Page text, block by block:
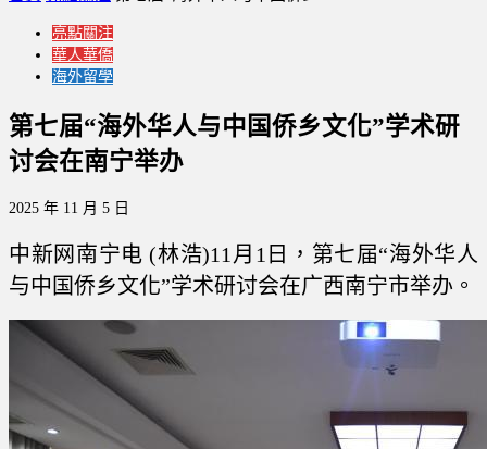
亮點關注
華人華僑
海外留學
第七届“海外华人与中国侨乡文化”学术研
讨会在南宁举办
2025 年 11 月 5 日
中新网南宁电 (林浩)11月1日，第七届“海外华人
与中国侨乡文化”学术研讨会在广西南宁市举办。